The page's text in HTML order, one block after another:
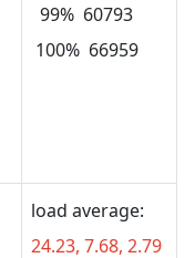
99% 60793
100% 66959
load average:
24.23, 7.68, 2.79